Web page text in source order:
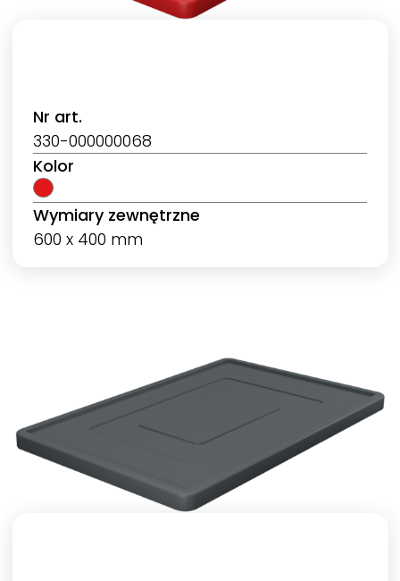
Nr art.
330-000000068
Kolor
Wymiary zewnętrzne
600 x 400 mm